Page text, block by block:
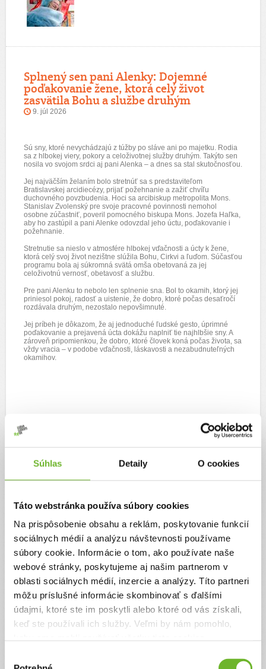
Súhlas Detaily O cookies
Táto webstránka používa súbory cookies
Na prispôsobenie obsahu a reklám, poskytovanie funkcií
sociálnych médií a analýzu návštevnosti používame
súbory cookie. Informácie o tom, ako používate naše
webové stránky, poskytujeme aj našim partnerom v
oblasti sociálnych médií, inzercie a analýzy. Títo partneri
môžu príslušné informácie skombinovať s ďalšími
údajmi, ktoré ste im poskytli alebo ktoré od vás získali,
keď ste používali ich služby. Veľmi by nám pomohlo,
Splnený sen pani Alenky: Dojemné
poďakovanie žene, ktorá celý život
zasvätila Bohu a službe druhým
9. júl 2026
Sú sny, ktoré nevychádzajú z túžby po sláve ani po majetku. Rodia
sa z hlbokej viery, pokory a celoživotnej služby druhým. Takýto sen
nosila vo svojom srdci aj pani Alenka – a dnes sa stal skutočnosťou.
Jej najväčším želaním bolo stretnúť sa s predstaviteľom
Bratislavskej arcidiecézy, prijať požehnanie a zažiť chvíľu
duchovného povzbudenia. Hoci sa arcibiskup metropolita Mons.
Stanislav Zvolenský pre svoje pracovné povinnosti nemohol
osobne zúčastniť, poveril pomocného biskupa Mons. Jozefa Haľka,
aby ho zastúpil a pani Alenke odovzdal jeho úctu, poďakovanie i
požehnanie.
Stretnutie sa nieslo v atmosfére hlbokej vďačnosti a úcty k žene,
ktorá celý svoj život nezištne slúžila Bohu, Cirkvi a ľuďom. Súčasťou
programu bola aj súkromná svätá omša obetovaná za jej
celoživotnú vernosť, obetavosť a službu.
Pre pani Alenku to nebolo len splnenie sna. Bol to okamih, ktorý jej
priniesol pokoj, radosť a uistenie, že dobro, ktoré počas desaťročí
rozdávala druhým, nezostalo nepovšimnuté.
Jej príbeh je dôkazom, že aj jednoduché ľudské gesto, úprimné
poďakovanie a prejavená úcta dokážu naplniť tie najhlbšie sny. A
zároveň pripomienkou, že dobro, ktoré človek koná počas života, sa
vždy vracia – v podobe vďačnosti, láskavosti a nezabudnuteľných
okamihov.